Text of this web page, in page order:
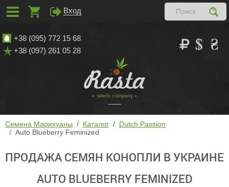
+38 (095) 772 15 68
+38 (097) 261 05 28
Семена Марихуаны Каталог
Dutch Passion
Auto Blueberry Feminized
ПРОДАЖА СЕМЯН КОНОПЛИ В УКРАИНЕ
AUTO BLUEBERRY FEMINIZED
Вход